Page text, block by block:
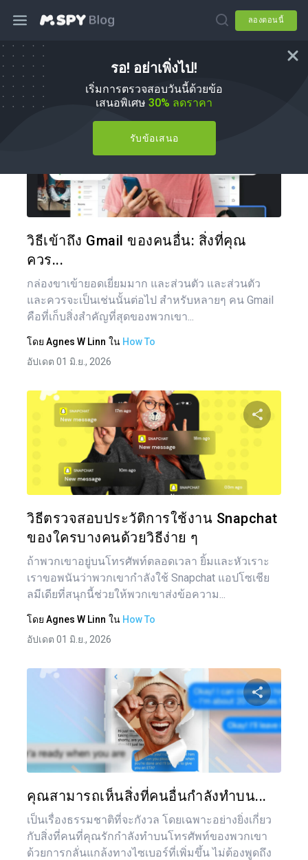
ลองตอนนี้
รอ! อย่าเพิ่งไป!
เริ่มการตรวจสอบวันนี้ด้วยข้อ
เสนอพิเศษ 30% ลดราคา
รับข้อเสนอ
วิธีการ
วิธีเข้าถึง Gmail ของคนอื่น: สิ่งที่คุณ
ควร...
กล่องขาเข้ายอดเยี่ยมมาก และส่วนตัว และส่วนตัว
และควรจะเป็นเช่นนั้นต่อไป สำหรับหลายๆ คน Gmail
คือที่เก็บสิ่งสำคัญที่สุดของพวกเขา...
โดย Agnes W Linn ใน How To
อัปเดต 01 มิ.ย., 2026
วิธีตรวจสอบประวัติการใช้งาน Snapchat
ของใครบางคนด้วยวิธีง่าย ๆ
ถ้าพวกเขาอยู่บนโทรศัพท์ตลอดเวลา ยิ้มและหัวเราะ
เราขอพนันว่าพวกเขากำลังใช้ Snapchat แอปโซเชีย
ลมีเดียที่สนุกนี้ช่วยให้พวกเขาส่งข้อความ...
โดย Agnes W Linn ใน How To
อัปเดต 01 มิ.ย., 2026
แบ่งปั
คุณสามารถเห็นสิ่งที่คนอื่นกำลังทำบน...
เป็นเรื่องธรรมชาติที่จะกังวล โดยเฉพาะอย่างยิ่งเกี่ยว
กับสิ่งที่คนที่คุณรักกำลังทำบนโทรศัพท์ของพวกเขา
ด้วยการกลั่นแกล้งทางไซเบอร์ที่เพิ่มขึ้น ไม่ต้องพูดถึง